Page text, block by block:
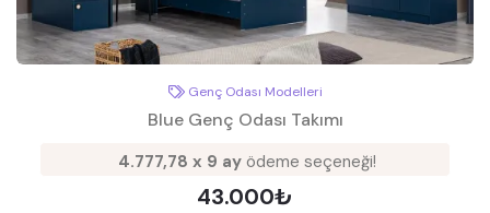
Genç Odası Modelleri
Blue Genç Odası Takımı
4.777,78 x 9 ayödeme seçeneği!
43.000₺